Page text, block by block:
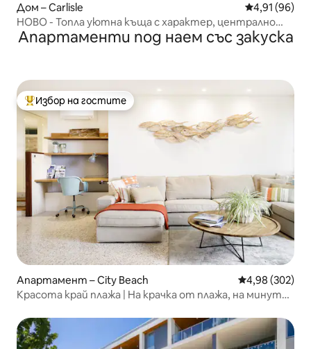
Дом – Carlisle Средна
4,91 (96)
НОВО - Топла уютна къща с характер, централно
разположена
Апартаменти под наем със закуска
Най-популярен избор на гостите
Избор на гостите
Апартамент – City Beach Средна
4,98 (302)
Красота край плажа | На крачка от плажа, на минути